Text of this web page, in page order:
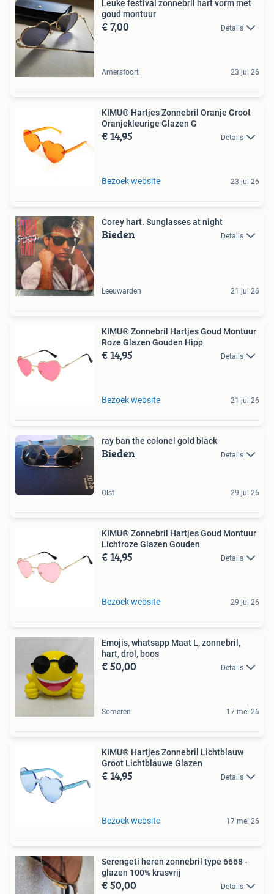
Leuke festival zonnebril hart vorm met
goud montuur
€ 7,00 Details
Amersfoort 23 jul 26
KIMU® Hartjes Zonnebril Oranje Groot
Oranjekleurige Glazen G
€ 14,95 Details
Bezoek website 23 jul 26
Corey hart. Sunglasses at night
Bieden Details
Leeuwarden 21 jul 26
KIMU® Zonnebril Hartjes Goud Montuur
Roze Glazen Gouden Hipp
€ 14,95 Details
Bezoek website 21 jul 26
ray ban the colonel gold black
Bieden Details
Olst 29 jul 26
KIMU® Zonnebril Hartjes Goud Montuur
Lichtroze Glazen Gouden
€ 14,95 Details
Bezoek website 29 jul 26
Emojis, whatsapp Maat L, zonnebril,
hart, drol, boos
€ 50,00 Details
Someren 17 mei 26
KIMU® Hartjes Zonnebril Lichtblauw
Groot Lichtblauwe Glazen
€ 14,95 Details
Bezoek website 17 mei 26
Serengeti heren zonnebril type 6668 -
glazen 100% krasvrij
€ 50,00 Details